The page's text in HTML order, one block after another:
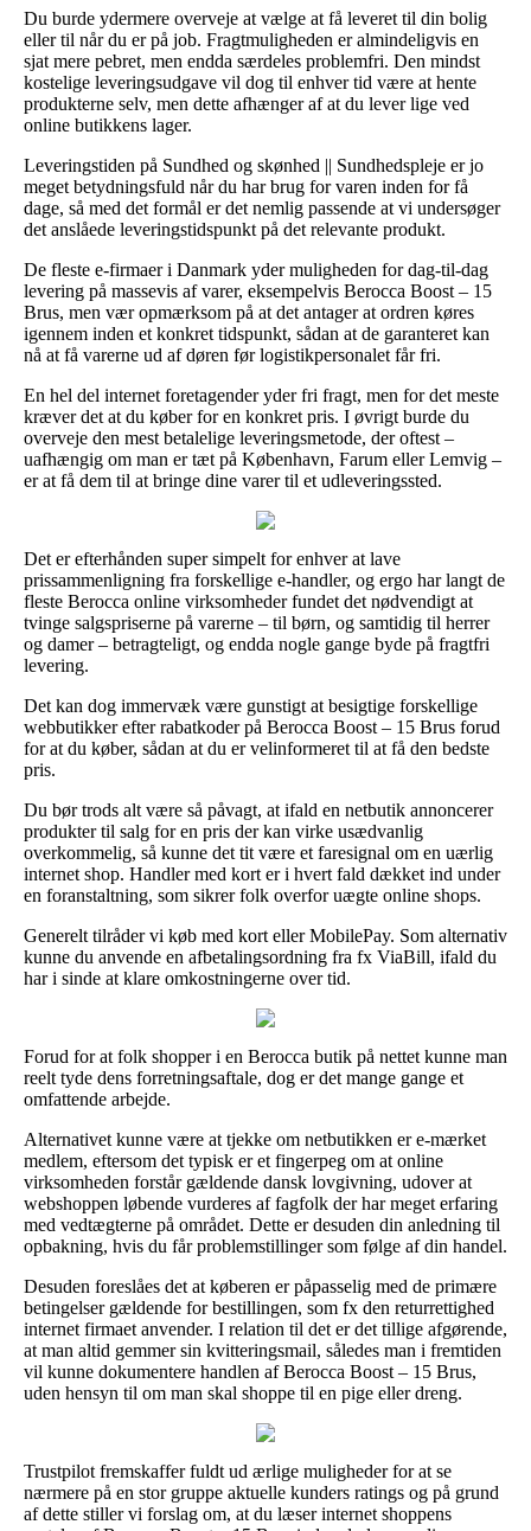
Du burde ydermere overveje at vælge at få leveret til din bolig
eller til når du er på job. Fragtmuligheden er almindeligvis en
sjat mere pebret, men endda særdeles problemfri. Den mindst
kostelige leveringsudgave vil dog til enhver tid være at hente
produkterne selv, men dette afhænger af at du lever lige ved
online butikkens lager.
Leveringstiden på Sundhed og skønhed || Sundhedspleje er jo
meget betydningsfuld når du har brug for varen inden for få
dage, så med det formål er det nemlig passende at vi undersøger
det anslåede leveringstidspunkt på det relevante produkt.
De fleste e-firmaer i Danmark yder muligheden for dag-til-dag
levering på massevis af varer, eksempelvis Berocca Boost – 15
Brus, men vær opmærksom på at det antager at ordren køres
igennem inden et konkret tidspunkt, sådan at de garanteret kan
nå at få varerne ud af døren før logistikpersonalet får fri.
En hel del internet foretagender yder fri fragt, men for det meste
kræver det at du køber for en konkret pris. I øvrigt burde du
overveje den mest betalelige leveringsmetode, der oftest –
uafhængig om man er tæt på København, Farum eller Lemvig –
er at få dem til at bringe dine varer til et udleveringssted.
Det er efterhånden super simpelt for enhver at lave
prissammenligning fra forskellige e-handler, og ergo har langt de
fleste Berocca online virksomheder fundet det nødvendigt at
tvinge salgspriserne på varerne – til børn, og samtidig til herrer
og damer – betragteligt, og endda nogle gange byde på fragtfri
levering.
Det kan dog immervæk være gunstigt at besigtige forskellige
webbutikker efter rabatkoder på Berocca Boost – 15 Brus forud
for at du køber, sådan at du er velinformeret til at få den bedste
pris.
Du bør trods alt være så påvagt, at ifald en netbutik annoncerer
produkter til salg for en pris der kan virke usædvanlig
overkommelig, så kunne det tit være et faresignal om en uærlig
internet shop. Handler med kort er i hvert fald dækket ind under
en foranstaltning, som sikrer folk overfor uægte online shops.
Generelt tilråder vi køb med kort eller MobilePay. Som alternativ
kunne du anvende en afbetalingsordning fra fx ViaBill, ifald du
har i sinde at klare omkostningerne over tid.
Forud for at folk shopper i en Berocca butik på nettet kunne man
reelt tyde dens forretningsaftale, dog er det mange gange et
omfattende arbejde.
Alternativet kunne være at tjekke om netbutikken er e-mærket
medlem, eftersom det typisk er et fingerpeg om at online
virksomheden forstår gældende dansk lovgivning, udover at
webshoppen løbende vurderes af fagfolk der har meget erfaring
med vedtægterne på området. Dette er desuden din anledning til
opbakning, hvis du får problemstillinger som følge af din handel.
Desuden foreslåes det at køberen er påpasselig med de primære
betingelser gældende for bestillingen, som fx den returrettighed
internet firmaet anvender. I relation til det er det tillige afgørende,
at man altid gemmer sin kvitteringsmail, således man i fremtiden
vil kunne dokumentere handlen af Berocca Boost – 15 Brus,
uden hensyn til om man skal shoppe til en pige eller dreng.
Trustpilot fremskaffer fuldt ud ærlige muligheder for at se
nærmere på en stor gruppe aktuelle kunders ratings og på grund
af dette stiller vi forslag om, at du læser internet shoppens